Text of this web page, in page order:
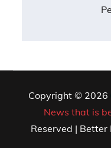
Copyright © 2026
News that is
Reserved |